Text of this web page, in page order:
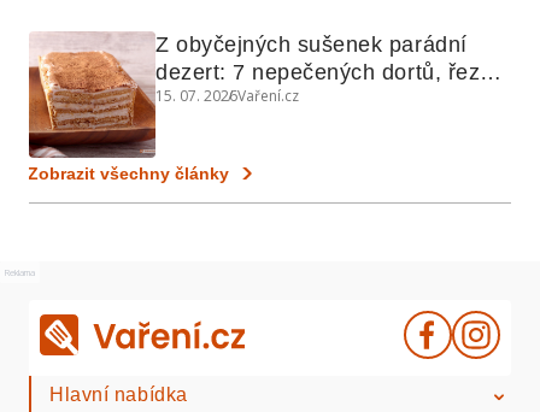
Z obyčejných sušenek parádní
dezert: 7 nepečených dortů, řezů
a koláčů
15. 07. 2026Vaření.cz
Zobrazit všechny články
Reklama
Hlavní nabídka